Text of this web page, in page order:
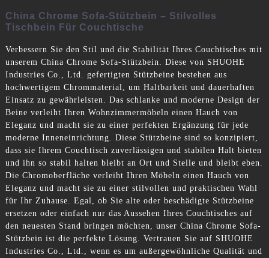
China Chrome Sofa-Stützbein – Stilvolles
Tischbein Für Couchtische
Verbessern Sie den Stil und die Stabilität Ihres Couchtisches mit
unserem China Chrome Sofa-Stützbein. Diese von SHUOHE
Industries Co., Ltd. gefertigten Stützbeine bestehen aus
hochwertigem Chrommaterial, um Haltbarkeit und dauerhaften
Einsatz zu gewährleisten. Das schlanke und moderne Design der
Beine verleiht Ihren Wohnzimmermöbeln einen Hauch von
Eleganz und macht sie zu einer perfekten Ergänzung für jede
moderne Inneneinrichtung. Diese Stützbeine sind so konzipiert,
dass sie Ihrem Couchtisch zuverlässigen und stabilen Halt bieten
und ihn so stabil halten bleibt an Ort und Stelle und bleibt eben.
Die Chromoberfläche verleiht Ihren Möbeln einen Hauch von
Eleganz und macht sie zu einer stilvollen und praktischen Wahl
für Ihr Zuhause. Egal, ob Sie alte oder beschädigte Stützbeine
ersetzen oder einfach nur das Aussehen Ihres Couchtisches auf
den neuesten Stand bringen möchten, unser China Chrome Sofa-
Stützbein ist die perfekte Lösung. Vertrauen Sie auf SHUOHE
Industries Co., Ltd., wenn es um außergewöhnliche Qualität und